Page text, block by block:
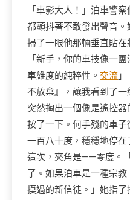
「車影大人！」泊車警
都顫抖著不敢發出聲音
掃了一眼他那輛垂直貼在
「新手，你的車技像一
車維度的純粹性。 交流
不放棄』，讓我看到了
突然掏出一個像是遙控
按了一下。何手殘的車
一百八十度，穩穩地停在
這次，夾角是——零度。
了。如果泊車是一種宗
摸過的新信徒。」她指